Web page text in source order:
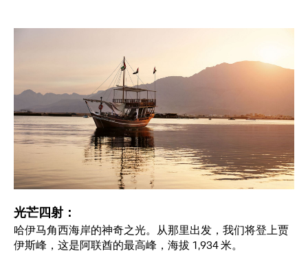
光芒四射：
哈伊马角西海岸的神奇之光。从那里出发，我们将登上贾
伊斯峰，这是阿联酋的最高峰，海拔 1,934 米。